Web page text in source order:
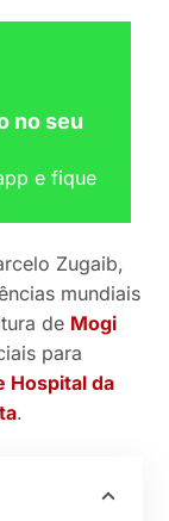
no seu
e fique
Zugaib,
mundiais
de Mogi
para
Hospital da
.